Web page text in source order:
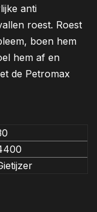
anti
roest. Roest
boen hem
hem af en
de Petromax